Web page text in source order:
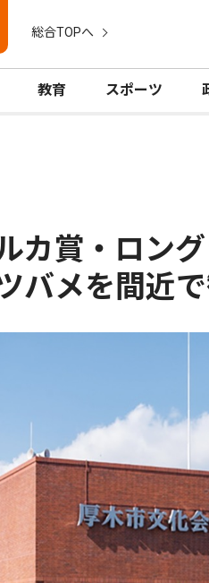
総合TOPへ
教育 スポーツ
カ賞・ロン
バメを間近